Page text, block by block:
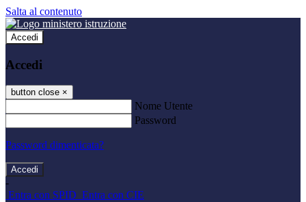
Salta al contenuto
Accedi
Accedi
button close ×
Nome Utente
Password
Password dimenticata?
-
Entra con SPID Entra con CIE